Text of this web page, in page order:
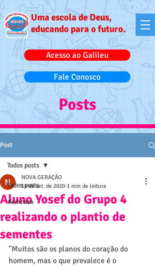
Uma escola de Deus,
educando para o futuro.
Acesso ao Galileu
Fale Conosco
Posts
Post
Todos posts
#emcasa
Todos posts
Aluno Yosef do Grupo 4
realizando o plantio de
sementes
NOVA GERAÇÃO
14 de set. de 2020 1 min de leitura
"Muitos são os planos do coração do
homem, mas o que prevalece é o